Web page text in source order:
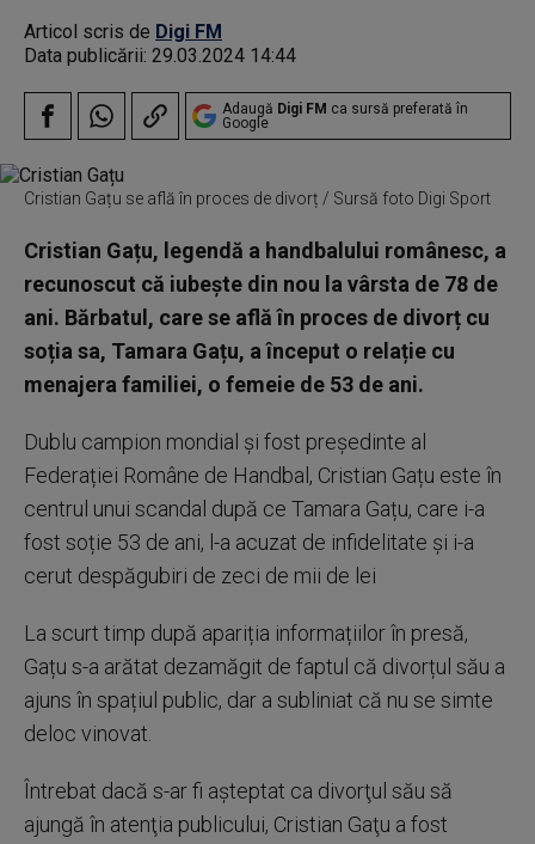
Articol scris de Digi FM
Data publicării: 29.03.2024 14:44
Adaugă Digi FM ca sursă preferată în
Google
Cristian Gațu se află în proces de divorț / Sursă foto Digi Sport
Cristian Gațu, legendă a handbalului românesc, a
recunoscut că iubește din nou la vârsta de 78 de
ani. Bărbatul, care se află în proces de divorț cu
soția sa, Tamara Gațu, a început o relație cu
menajera familiei, o femeie de 53 de ani.
Dublu campion mondial și fost președinte al
Federației Române de Handbal, Cristian Gațu este în
centrul unui scandal după ce Tamara Gațu, care i-a
fost soție 53 de ani, l-a acuzat de infidelitate și i-a
cerut despăgubiri de zeci de mii de lei
La scurt timp după apariția informațiilor în presă,
Gațu s-a arătat dezamăgit de faptul că divorțul său a
ajuns în spațiul public, dar a subliniat că nu se simte
deloc vinovat.
Întrebat dacă s-ar fi aşteptat ca divorţul său să
ajungă în atenţia publicului, Cristian Gaţu a fost